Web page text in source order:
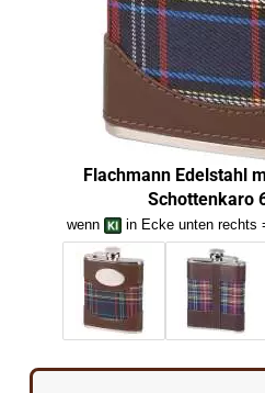
Flachmann Edelstahl
Schottenkaro
wenn in Ecke unten rechts